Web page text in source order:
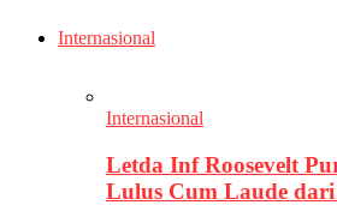
Internasional
Internasional
Letda Inf Roosevelt
Lulus Cum Laude